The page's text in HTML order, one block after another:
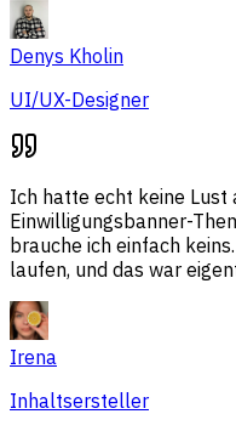
Denys Kholin
UI/UX-Designer
Ich hatte echt keine Lust
Einwilligungsbanner-
brauche ich einfach
laufen, und das war
Irena
Inhaltsersteller